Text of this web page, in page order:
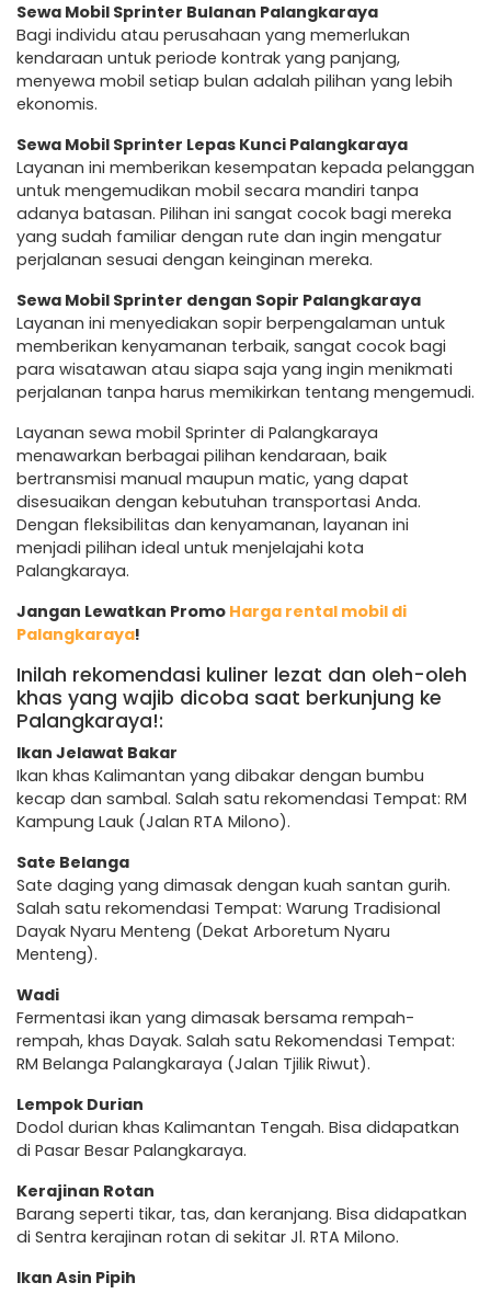
Sewa Mobil Sprinter Bulanan Palangkaraya
Bagi individu atau perusahaan yang memerlukan
kendaraan untuk periode kontrak yang panjang,
menyewa mobil setiap bulan adalah pilihan yang lebih
ekonomis.
Sewa Mobil Sprinter Lepas Kunci Palangkaraya
Layanan ini memberikan kesempatan kepada pelanggan
untuk mengemudikan mobil secara mandiri tanpa
adanya batasan. Pilihan ini sangat cocok bagi mereka
yang sudah familiar dengan rute dan ingin mengatur
perjalanan sesuai dengan keinginan mereka.
Sewa Mobil Sprinter dengan Sopir Palangkaraya
Layanan ini menyediakan sopir berpengalaman untuk
memberikan kenyamanan terbaik, sangat cocok bagi
para wisatawan atau siapa saja yang ingin menikmati
perjalanan tanpa harus memikirkan tentang mengemudi.
Layanan sewa mobil Sprinter di Palangkaraya
menawarkan berbagai pilihan kendaraan, baik
bertransmisi manual maupun matic, yang dapat
disesuaikan dengan kebutuhan transportasi Anda.
Dengan fleksibilitas dan kenyamanan, layanan ini
menjadi pilihan ideal untuk menjelajahi kota
Palangkaraya.
Jangan Lewatkan Promo Harga rental mobil di
Palangkaraya!
Inilah rekomendasi kuliner lezat dan oleh-oleh
khas yang wajib dicoba saat berkunjung ke
Palangkaraya!:
Ikan Jelawat Bakar
Ikan khas Kalimantan yang dibakar dengan bumbu
kecap dan sambal. Salah satu rekomendasi Tempat: RM
Kampung Lauk (Jalan RTA Milono).
Sate Belanga
Sate daging yang dimasak dengan kuah santan gurih.
Salah satu rekomendasi Tempat: Warung Tradisional
Dayak Nyaru Menteng (Dekat Arboretum Nyaru
Menteng).
Wadi
Fermentasi ikan yang dimasak bersama rempah-
rempah, khas Dayak. Salah satu Rekomendasi Tempat:
RM Belanga Palangkaraya (Jalan Tjilik Riwut).
Lempok Durian
Dodol durian khas Kalimantan Tengah. Bisa didapatkan
di Pasar Besar Palangkaraya.
Kerajinan Rotan
Barang seperti tikar, tas, dan keranjang. Bisa didapatkan
di Sentra kerajinan rotan di sekitar Jl. RTA Milono.
Ikan Asin Pipih